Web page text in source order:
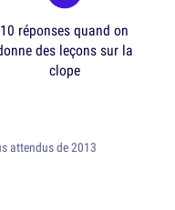
10 réponses quand on
des leçons sur la
clope
attendus de 2013